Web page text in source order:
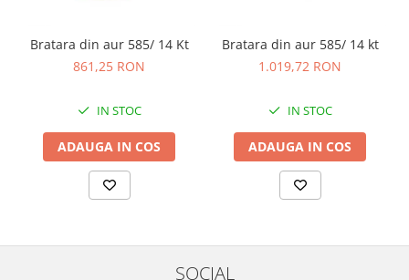
Bratara din aur 585/ 14 Kt
861,25 RON
IN STOC
ADAUGA IN COS
Bratara din aur 585/ 14 kt
1.019,72 RON
IN STOC
ADAUGA IN COS
SOCIAL